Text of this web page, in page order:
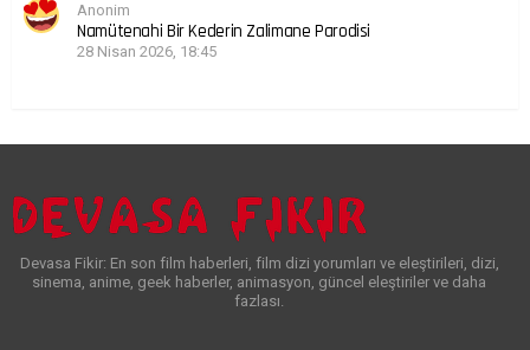
Anonim
Namütenahi Bir Kederin Zalimane Parodisi
28 Nisan 2026, 18:45
Devasa Fikir: En son film haberleri, film dizi yorumları ve eleştirileri, dizi,
sinema, anime, geek haberler, animasyon, güncel eleştiriler ve daha
fazlası.